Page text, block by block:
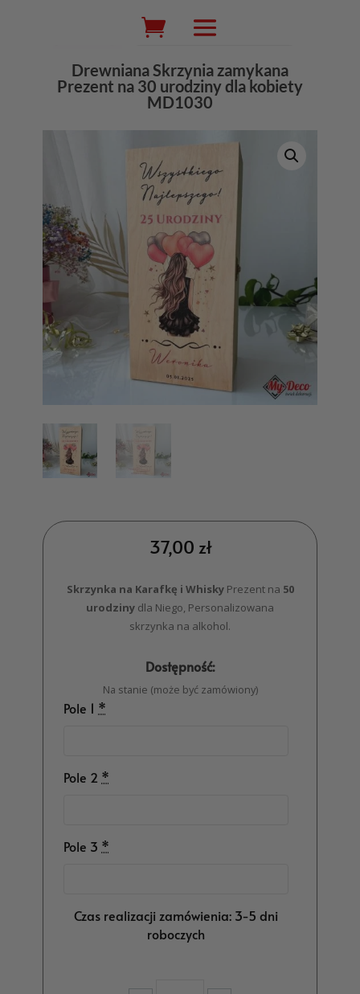
Wyszukiwarka
produktów
Drewniana Skrzynia zamykana
Prezent na 30 urodziny dla kobiety
MD1030
37,00 zł
Skrzynka na Karafkę i WhiskyPrezent na 50
urodziny dla Niego, Personalizowana
skrzynka na alkohol.
Dostępność:
Na stanie (może być zamówiony)
Pole 1 *
Pole 2 *
Pole 3 *
Czas realizacji zamówienia: 3-5 dni
roboczych